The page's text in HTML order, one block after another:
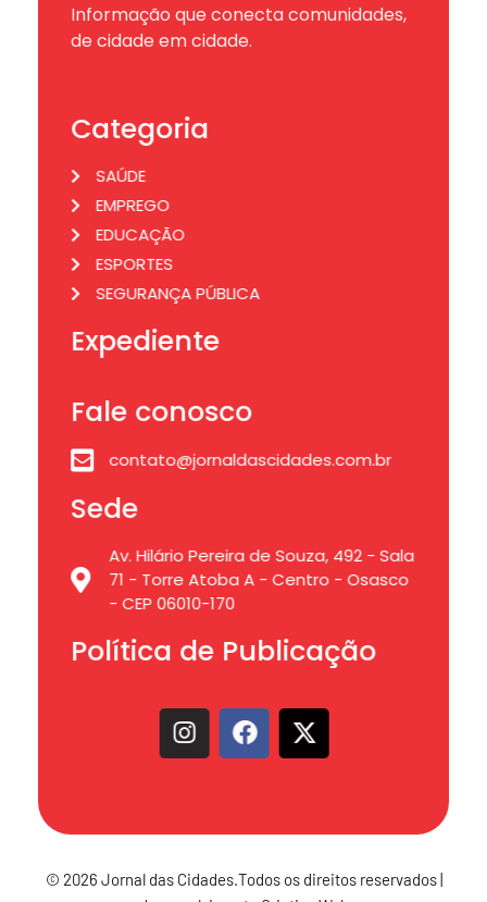
Informação que conecta comunidades,
de cidade em cidade.
Categoria
SAÚDE
EMPREGO
EDUCAÇÃO
ESPORTES
SEGURANÇA PÚBLICA
Expediente
Fale conosco
contato@jornaldascidades.com.br
Sede
Av. Hilário Pereira de Souza, 492 - Sala
71 - Torre Atoba A - Centro - Osasco
- CEP 06010-170
Política de Publicação
© 2026 Jornal das Cidades.Todos os direitos reservados |